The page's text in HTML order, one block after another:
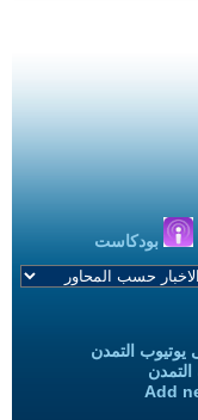
بودكاست
يوتيوب التمدن
Add